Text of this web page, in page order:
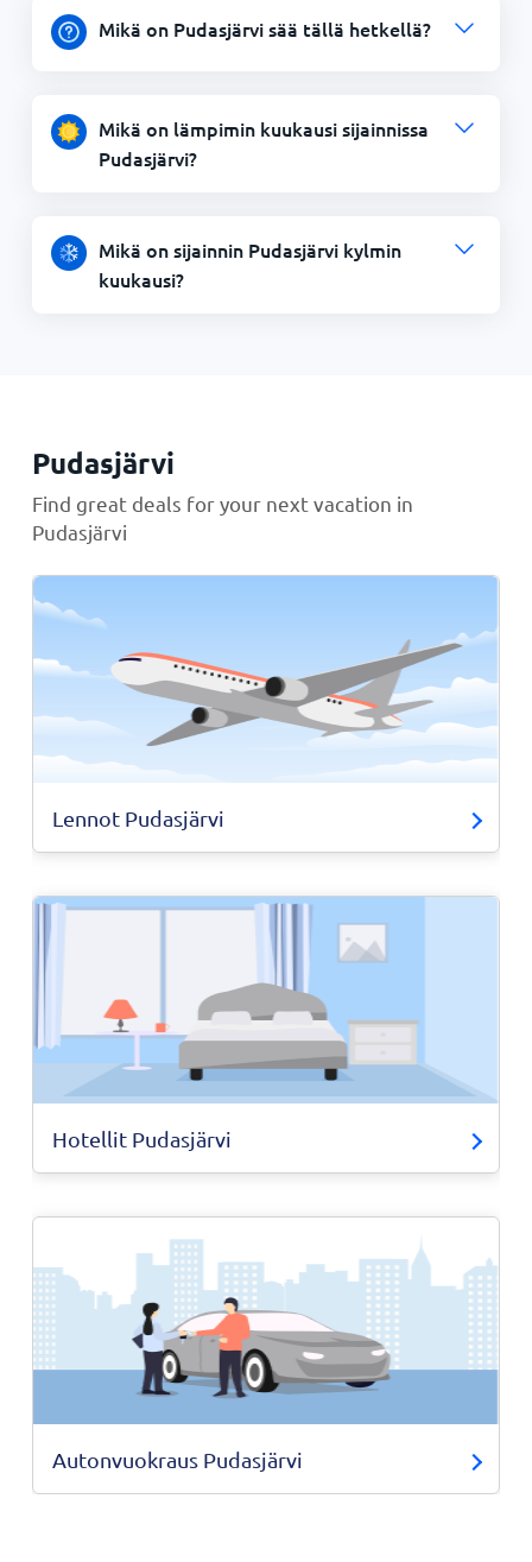
Mikä on Pudasjärvi sää tällä hetkellä?
Mikä on lämpimin kuukausi sijainnissa
Pudasjärvi?
Mikä on sijainnin Pudasjärvi kylmin
kuukausi?
Pudasjärvi
Find great deals for your next vacation in
Pudasjärvi
Lennot Pudasjärvi
Hotellit Pudasjärvi
Autonvuokraus Pudasjärvi